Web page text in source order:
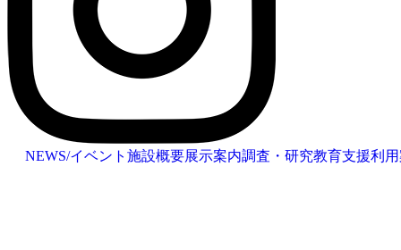
NEWS/イベント 施設概要展示案内調査・研究教育支援利